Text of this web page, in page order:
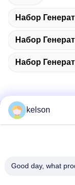
Набор
Набор
Набор
Быстрый
Но. 1, дорога
kelson
Good day, what